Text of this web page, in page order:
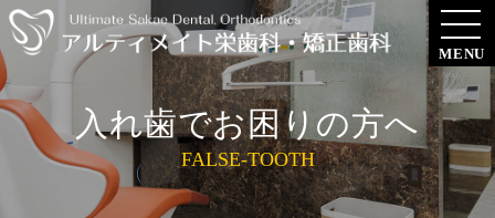
MENU
入れ歯でお困りの方へ
FALSE-TOOTH